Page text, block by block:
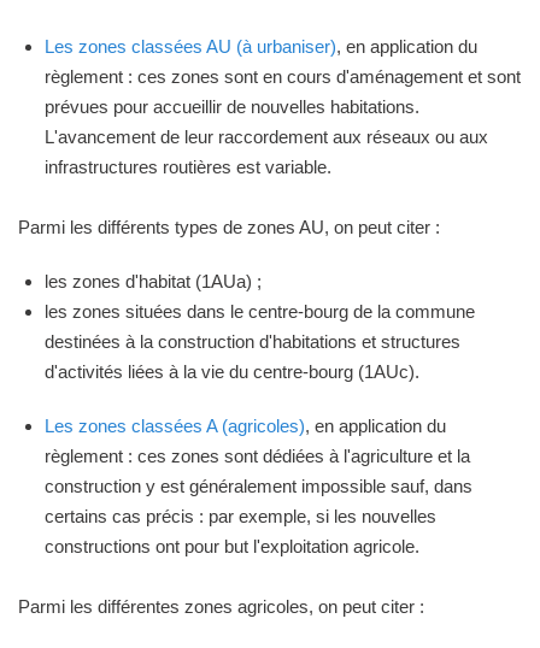
Les zones classées AU (à urbaniser), en application du
règlement : ces zones sont en cours d'aménagement et sont
prévues pour accueillir de nouvelles habitations.
L'avancement de leur raccordement aux réseaux ou aux
infrastructures routières est variable.
Parmi les différents types de zones AU, on peut citer :
les zones d'habitat (1AUa) ;
les zones situées dans le centre-bourg de la commune
destinées à la construction d'habitations et structures
d'activités liées à la vie du centre-bourg (1AUc).
Les zones classées A (agricoles), en application du
règlement : ces zones sont dédiées à l'agriculture et la
construction y est généralement impossible sauf, dans
certains cas précis : par exemple, si les nouvelles
constructions ont pour but l'exploitation agricole.
Parmi les différentes zones agricoles, on peut citer :